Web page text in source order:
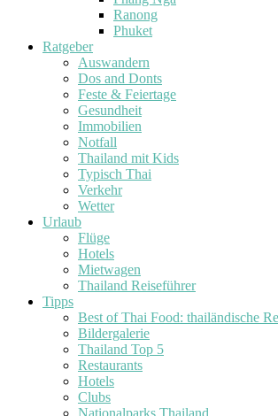
Ranong
Phuket
Ratgeber
Auswandern
Dos and Donts
Feste & Feiertage
Gesundheit
Immobilien
Notfall
Thailand mit Kids
Typisch Thai
Verkehr
Wetter
Urlaub
Flüge
Hotels
Mietwagen
Thailand Reiseführer
Tipps
Best of Thai Food: thailändische
Bildergalerie
Thailand Top 5
Restaurants
Hotels
Clubs
Nationalparks Thailand